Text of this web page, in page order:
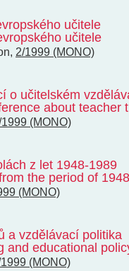
učitele
učitele
, 2/1999 (MONO)
o učitelském
about teacher
1999 (MONO)
z let 1948-1989
the period of
(MONO)
a vzdělávací politika
and educational
(MONO)